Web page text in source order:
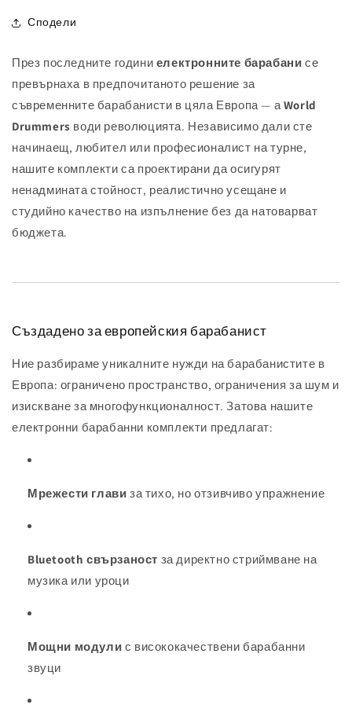
Сподели
През последните години електронните барабани се
превърнаха в предпочитаното решение за
съвременните барабанисти в цяла Европа — а World
Drummers води революцията. Независимо дали сте
начинаещ, любител или професионалист на турне,
нашите комплекти са проектирани да осигурят
ненадмината стойност, реалистично усещане и
студийно качество на изпълнение без да натоварват
бюджета.
Създадено за европейския барабанист
Ние разбираме уникалните нужди на барабанистите в
Европа: ограничено пространство, ограничения за шум и
изискване за многофункционалност. Затова нашите
електронни барабанни комплекти предлагат:
Мрежести глави за тихо, но отзивчиво упражнение
Bluetooth свързаност за директно стриймване на
музика или уроци
Мощни модули с висококачествени барабанни
звуци